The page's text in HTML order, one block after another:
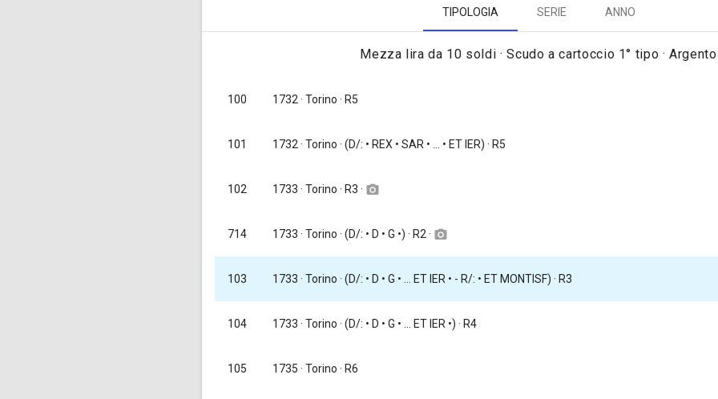
TIPOLOGIA SERIE ANNO
Mezza lira da 10 soldi · Scudo a cartoccio 1° tipo · Argento
100 1732 · Torino · R5
101 1732 · Torino · (D/: • REX • SAR • ... • ET IER) · R5
102 1733 · Torino · R3 · camera_alt
714 1733 · Torino · (D/: • D • G •) · R2 · camera_alt
103 1733 · Torino · (D/: • D • G • ... ET IER • - R/: • ET MONTISF) · R3
104 1733 · Torino · (D/: • D • G • ... ET IER •) · R4
105 1735 · Torino · R6